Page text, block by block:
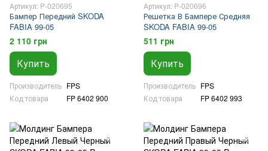
Артикул: P-020695
Бампер Передний SKODA
FABIA 99-05
2 110 грн
Купить
Производитель FPS
Код товара
FP 6402 900
Артикул: P-020696
Решетка В Бампере Средняя
SKODA FABIA 99-05
511 грн
Купить
Производитель FPS
Код товара
FP 6402 993